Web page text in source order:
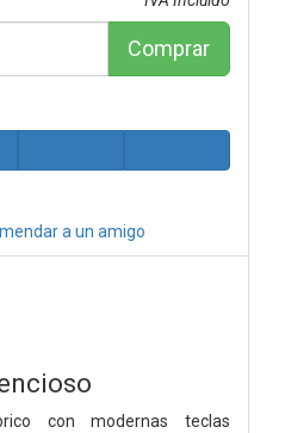
Comprar
a un amigo
con modernas teclas